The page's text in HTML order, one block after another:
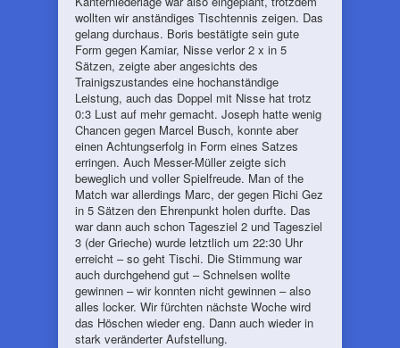
wollten wir anständiges Tischtennis zeigen. Das
gelang durchaus. Boris bestätigte sein gute
Form gegen Kamiar, Nisse verlor 2 x in 5
Sätzen, zeigte aber angesichts des
Trainigszustandes eine hochanständige
Leistung, auch das Doppel mit Nisse hat trotz
0:3 Lust auf mehr gemacht. Joseph hatte wenig
Chancen gegen Marcel Busch, konnte aber
einen Achtungserfolg in Form eines Satzes
erringen. Auch Messer-Müller zeigte sich
beweglich und voller Spielfreude. Man of the
Match war allerdings Marc, der gegen Richi Gez
in 5 Sätzen den Ehrenpunkt holen durfte. Das
war dann auch schon Tagesziel 2 und Tagesziel
3 (der Grieche) wurde letztlich um 22:30 Uhr
erreicht – so geht Tischi. Die Stimmung war
auch durchgehend gut – Schnelsen wollte
gewinnen – wir konnten nicht gewinnen – also
alles locker. Wir fürchten nächste Woche wird
das Höschen wieder eng. Dann auch wieder in
stark veränderter Aufstellung.